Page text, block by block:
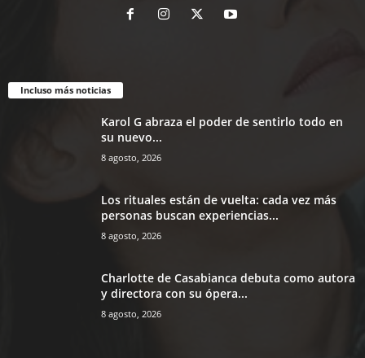
Incluso más noticias
Karol G abraza el poder de sentirlo todo en
su nuevo...
8 agosto, 2026
Los rituales están de vuelta: cada vez más
personas buscan experiencias...
8 agosto, 2026
Charlotte de Casabianca debuta como autora
y directora con su ópera...
8 agosto, 2026